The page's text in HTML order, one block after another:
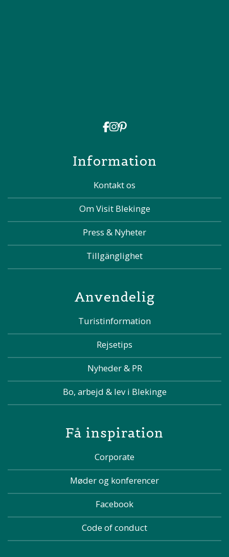
Information
Kontakt os
Om Visit Blekinge
Press & Nyheter
Tillgänglighet
Anvendelig
Turistinformation
Rejsetips
Nyheder & PR
Bo, arbejd & lev i Blekinge
Få inspiration
Corporate
Møder og konferencer
Facebook
Code of conduct